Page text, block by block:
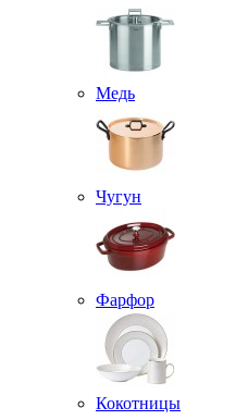
Медь
Чугун
Фарфор
Кокотницы